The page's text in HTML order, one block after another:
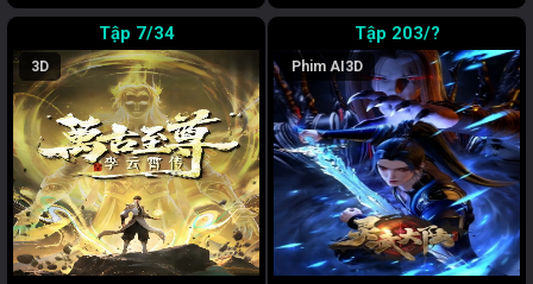
7/34
3D
203/?
Phim AI 3D